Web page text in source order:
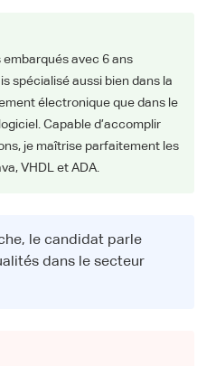
embarqués avec 6 ans
spécialisé aussi bien dans la
électronique que dans le
Capable d’accomplir
je maîtrise parfaitement les
VHDL et ADA.
le candidat parle
dans le secteur